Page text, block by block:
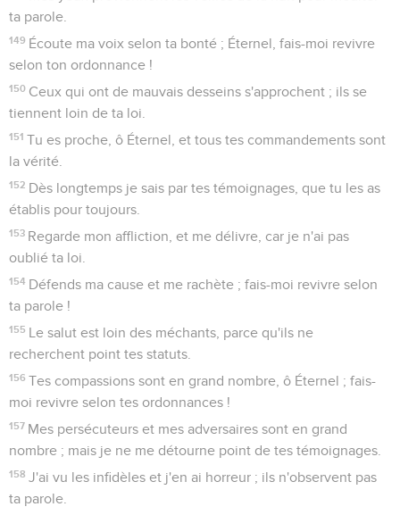
ta parole.
149 Écoute ma voix selon ta bonté ; Éternel, fais-moi revivre
selon ton ordonnance !
150 Ceux qui ont de mauvais desseins s'approchent ; ils se
tiennent loin de ta loi.
151 Tu es proche, ô Éternel, et tous tes commandements sont
la vérité.
152 Dès longtemps je sais par tes témoignages, que tu les as
établis pour toujours.
153 Regarde mon affliction, et me délivre, car je n'ai pas
oublié ta loi.
154 Défends ma cause et me rachète ; fais-moi revivre selon
ta parole !
155 Le salut est loin des méchants, parce qu'ils ne
recherchent point tes statuts.
156 Tes compassions sont en grand nombre, ô Éternel ; fais-
moi revivre selon tes ordonnances !
157 Mes persécuteurs et mes adversaires sont en grand
nombre ; mais je ne me détourne point de tes témoignages.
158 J'ai vu les infidèles et j'en ai horreur ; ils n'observent pas
ta parole.